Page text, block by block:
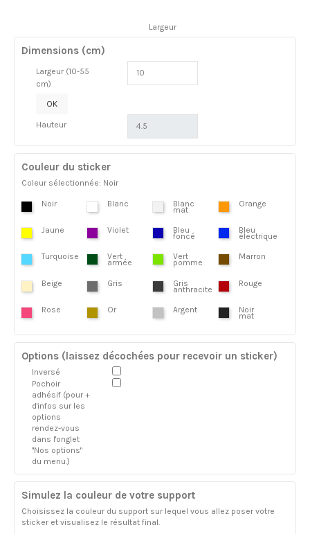
Largeur
Dimensions (cm)
Largeur (10-55
cm)
OK
Hauteur
Couleur du sticker
Coleur sélectionnée: Noir
Noir Blanc Blanc
mat
Orange
Jaune Violet Bleu
foncé
Bleu
électrique
Turquoise Vert
armée
Vert
pomme
Marron
Beige Gris Gris
anthracite
Rouge
Rose Or Argent Noir
mat
Options (laissez décochées pour recevoir un sticker)
Inversé
Pochoir
adhésif (pour +
d'infos sur les
options
rendez-vous
dans l'onglet
"Nos options"
du menu.)
Simulez la couleur de votre support
Choisissez la couleur du support sur lequel vous allez poser votre
sticker et visualisez le résultat final.